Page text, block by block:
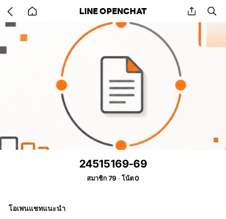
back LINE OPENCHAT share
24515169-69
สมาชิก 79 โน้ต 0
โอเพนแชทแนะนำ